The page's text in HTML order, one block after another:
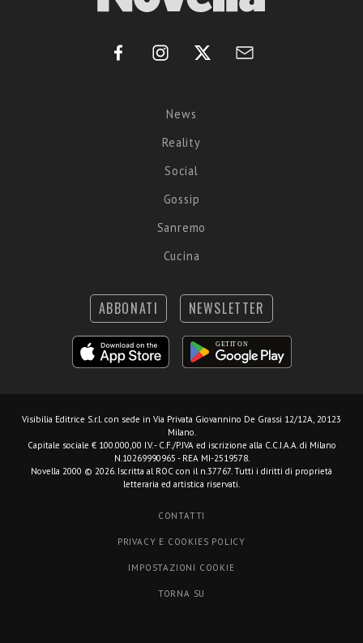
News
Reality
Social
Gossip
Sanremo
Cucina
ABBONATI NEWSLETTER
Visibilia Editrice S.r.l. con sede in Via Privata Giovannino De Grassi 12/12A, 20123
Milano.
Capitale sociale € 100.000,00 I.V. - C.F./P.IVA ed iscrizione alla C.C.I.A.A. di Milano
N.10269990965 - REA MI-2519578.
Novella 2000 © 2026. Iscritta al ROC con il n.37767. Tutti i diritti di proprietà
letteraria ed artistica riservati.
CONTATTI
PRIVACY E COOKIES POLICY
IMPOSTAZIONI COOKIE
TORNA SU